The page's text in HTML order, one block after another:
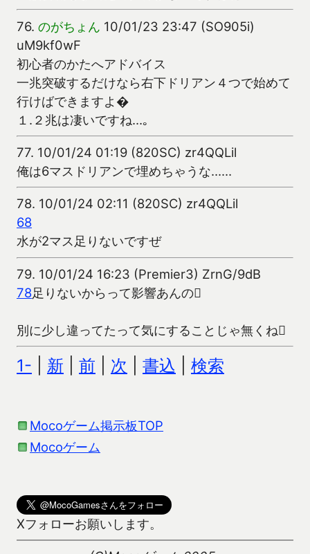
76. のがちょん 10/01/23 23:47 (SO905i)
uM9kf0wF
初心者のかたへアドバイス
一兆突破するだけなら右下ドリアン４つで始めて
行けばできますよ�
１.２兆は凄いですね…｡
77. 10/01/24 01:19 (820SC) zr4QQLil
俺は6マスドリアンで埋めちゃうな……
78. 10/01/24 02:11 (820SC) zr4QQLil
68
水が2マス足りないですぜ
79. 10/01/24 16:23 (Premier3) ZrnG/9dB
78足りないからって影響あんの
別に少し違ってたって気にすることじゃ無くね
1- 新 前 次 書込 検索
Mocoゲーム掲示板TOP
Mocoゲーム
Xフォローお願いします。